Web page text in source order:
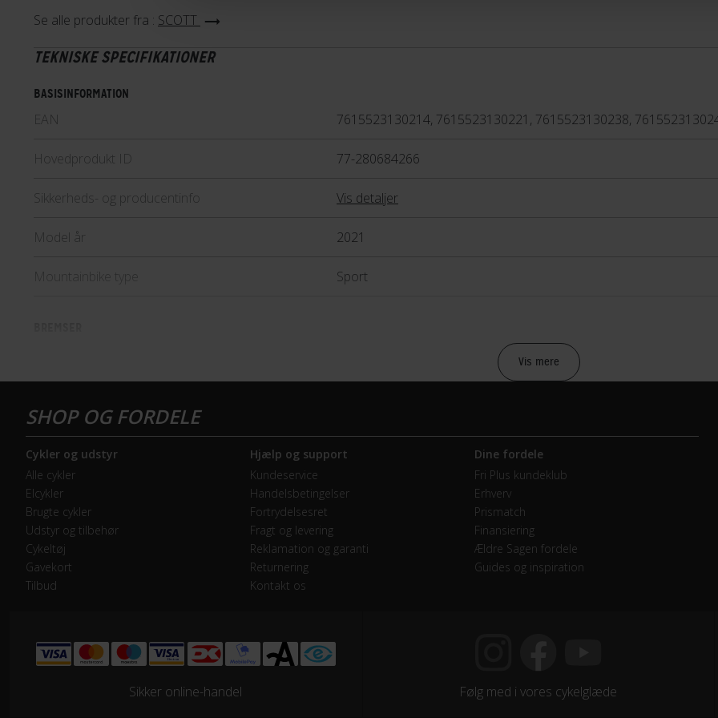
SCOTT Contessa
mountainbikes med en geometri, der er optimeret til
cyklerne sikrer maksimal komfort for den kvindelige rytter
uden at gå på kompromis med hverken performance eller
Lær mere
Se alle produkter fra : SCOTT
TEKNISKE SPECIFIKATIONER
BASISINFORMATION
EAN 7615523130214, 7615523130221, 7615523130238,
Hovedprodukt ID 77-280684266
Sikkerheds- og producentinfo Vis detaljer
Model år 2021
Mountainbike type Sport
Bagskifter Shimano Altus RD-M2000 / 18 Speed
Drivlinje
Forskifter Shimano Altus FD-M2020-TS
Frontklinger
Geartype
Shimano Altus CS-HG200-9 / 11-36T
Vis mere
Cykler og udstyr
Alle cykler
Elcykler
Brugte cykler
Udstyr og tilbehør
Cykeltøj
Gavekort
Tilbud
Hjælp og support
Kundeservice
Handelsbetingelser
Fortrydelsesret
Fragt og levering
Reklamation og garanti
Returnering
Kontakt os
Dine fordele
Fri Plus kundeklub
Erhverv
Prismatch
Finansiering
Ældre Sagen fordele
Guides og inspiration
Sikker online-handel Følg med i vores cykelglæde